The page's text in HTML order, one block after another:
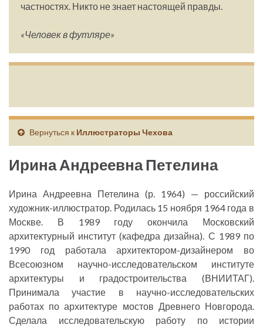
частностях. Никто не знает настоящей правды.
«Человек в футляре»
Вернуться к Иллюстраторы Чехова
Ирина Андреевна Петелина
Ирина Андреевна Петелина (р. 1964) — российский
художник-иллюстратор. Родилась 15 ноября 1964 года в
Москве. В 1989 году окончила Московский
архитектурный институт (кафедра дизайна). С 1989 по
1990 год работала архитектором-дизайнером во
Всесоюзном научно-исследовательском институте
архитектуры и градостроительства (ВНИИТАГ).
Принимала участие в научно-исследовательских
работах по архитектуре мостов Древнего Новгорода.
Сделала исследовательскую работу по истории